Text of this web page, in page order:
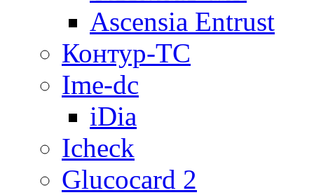
Ascensia Entrust
Контур-ТС
Ime-dc
iDia
Icheck
Glucocard 2